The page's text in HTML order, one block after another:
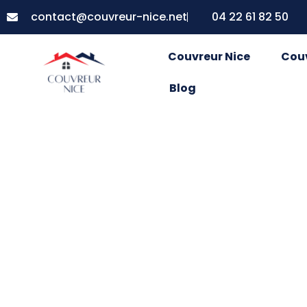
contact@couvreur-nice.net 04 22 61 82 50
Couvreur Nice
Blog